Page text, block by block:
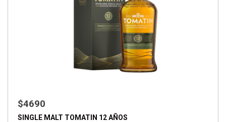
$4690
SINGLE MALT TOMATIN 12 AÑOS